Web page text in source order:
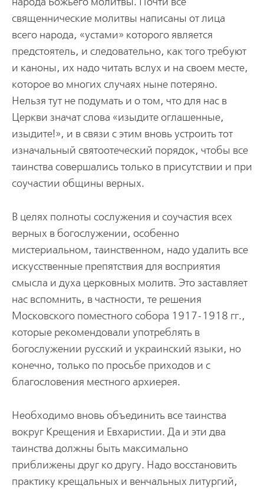
священнические молитвы написаны от лица
всего народа, «устами» которого является
предстоятель, и следовательно, как того требуют
и каноны, их надо читать вслух и на своем месте,
которое во многих случаях ныне потеряно.
Нельзя тут не подумать и о том, что для нас в
Церкви значат слова «изыдите оглашенные,
изыдите!», и в связи с этим вновь устроить тот
изначальный святоотеческий порядок, чтобы все
таинства совершались только в присутствии и при
соучастии общины верных.
В целях полноты сослужения и соучастия всех
верных в богослужении, особенно
мистериальном, таинственном, надо удалить все
искусственные препятствия для восприятия
смысла и духа церковных молитв. Это заставляет
нас вспомнить, в частности, те решения
Московского поместного собора 1917-1918 гг.,
которые рекомендовали употреблять в
богослужении русский и украинский языки, но
конечно, только по просьбе приходов и с
благословения местного архиерея.
Необходимо вновь объединить все таинства
вокруг Крещения и Евхаристии. Да и эти два
таинства должны быть максимально
приближены друг ко другу. Надо восстановить
практику крещальных и венчальных литургий,